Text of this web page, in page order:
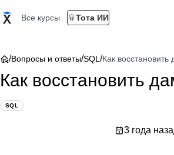
Все курсы Тота ИИ
/Вопросы и ответы/SQL /Как
Как восстановить
SQL
3 года